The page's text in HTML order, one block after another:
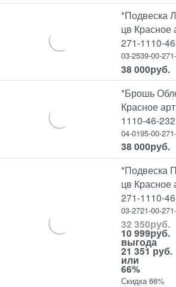
*Подвеска
цв Красное
271-1110-
03-2539-00-
38 000руб.
*Брошь
Красное
1110-46-
04-0195-00-
38 000руб.
*Подвеска
цв Красное
271-1110-
03-2721-00-
32 350руб.
10 999руб.
выгода
21 351 руб.
или
66%
Скидка 66%